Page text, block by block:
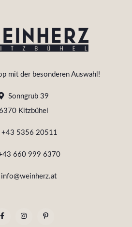
mit der besonderen Auswahl!
Sonngrub 39
Kitzbühel
+43 5356 20511
660 999 6370
info@weinherz.at